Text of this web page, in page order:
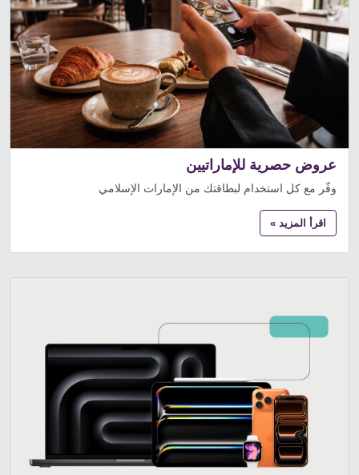
عروض حصرية للإماراتيين
وفّر مع كل استخدام لبطاقتك من الإمارات الإسلامي
اقرأ المزيد »